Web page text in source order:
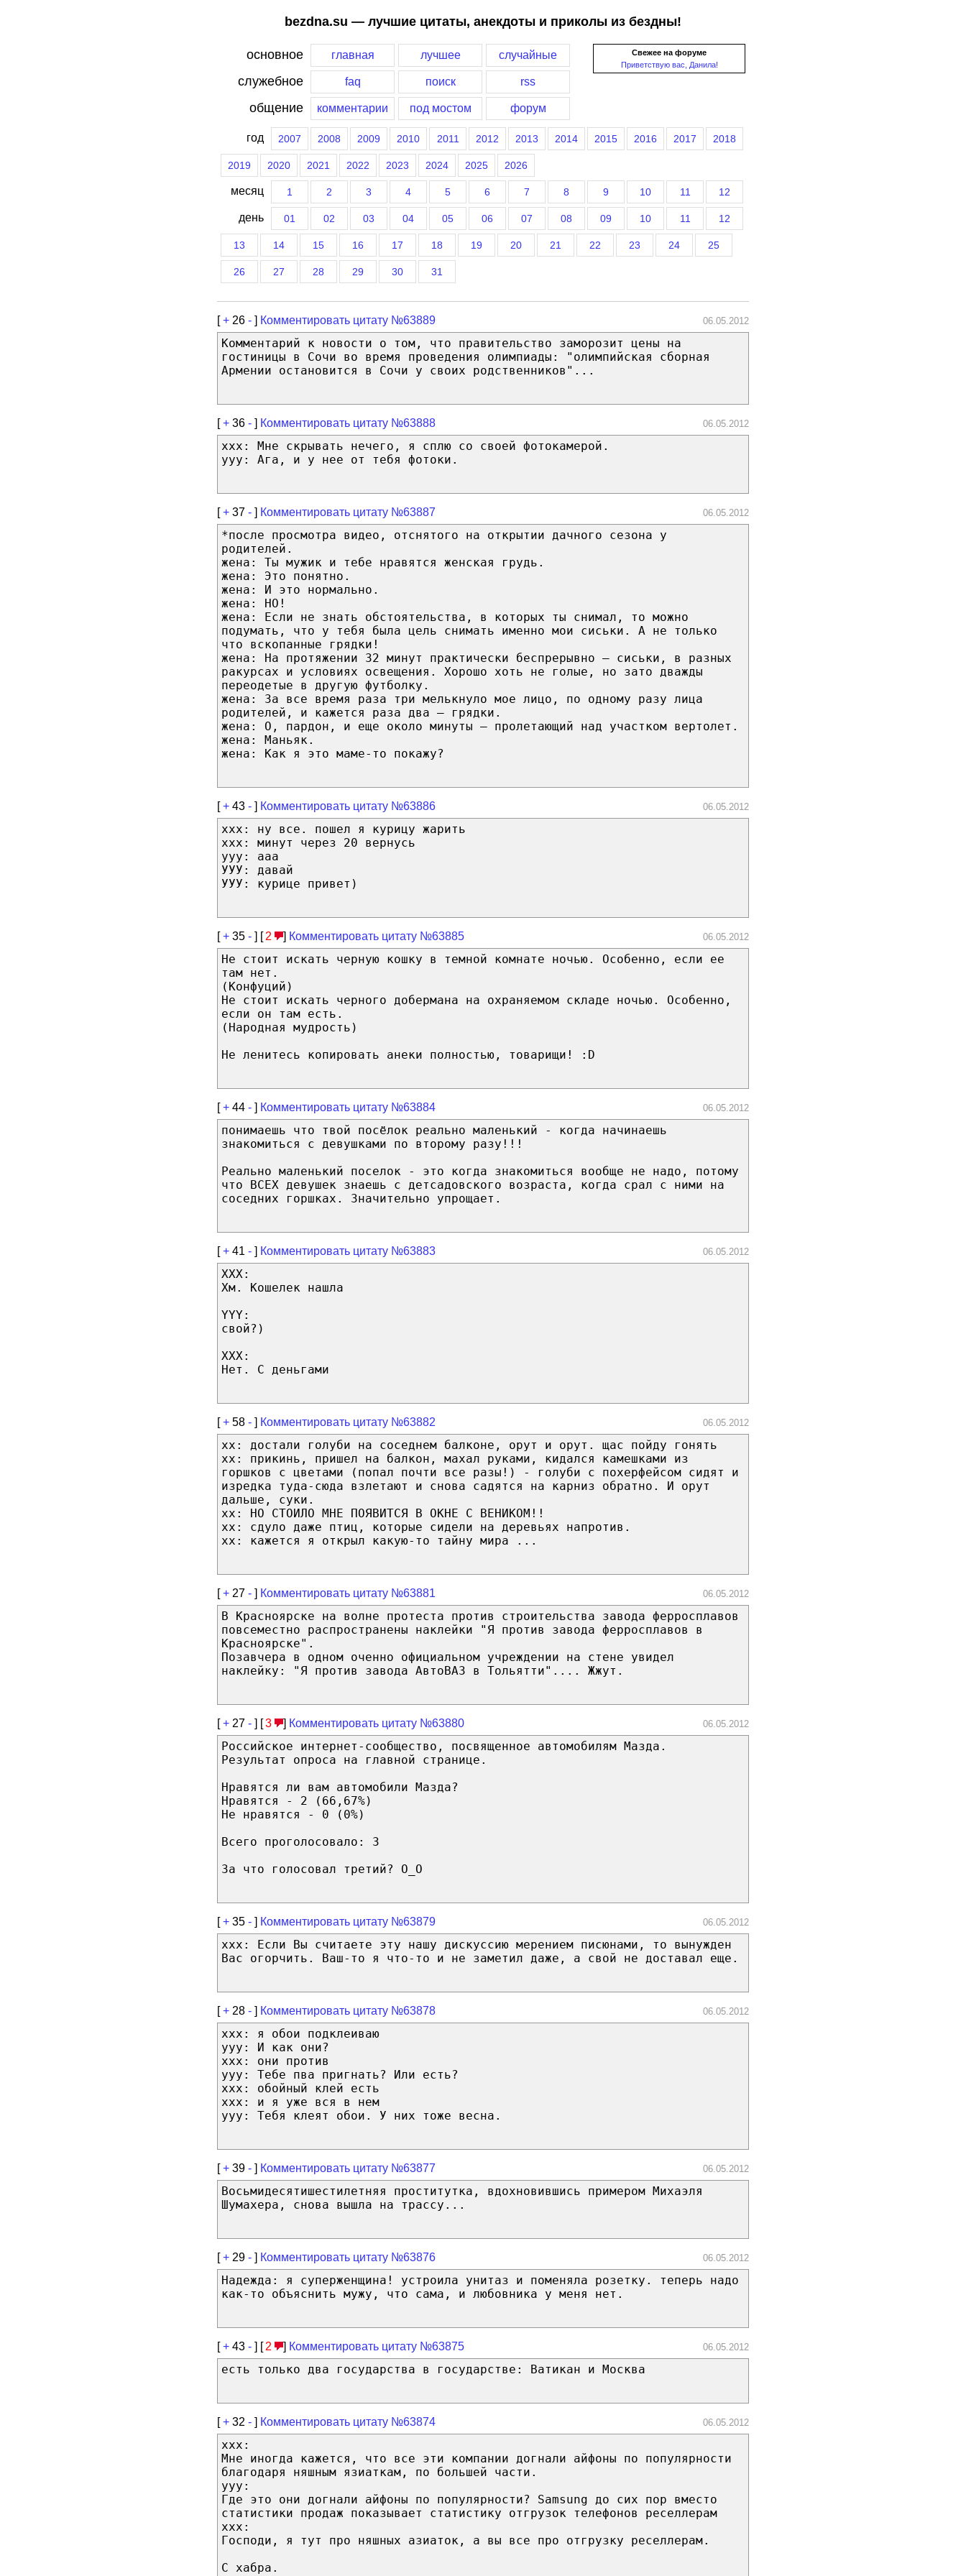
bezdna.su — лучшие цитаты, анекдоты и приколы из бездны!
Свежее на форуме
Приветствую вас, Данила!
основное главная лучшее случайные
служебное faq поиск rss
общение комментарии под мостом форум
год 2007 2008 2009 2010 2011 2012 2013 2014 2015 2016 2017 2018
2019 2020 2021 2022 2023 2024 2025 2026
месяц 1 2 3 4 5 6 7 8 9 10 11 12
день 01 02 03 04 05 06 07 08 09 10 11 12
13 14 15 16 17 18 19 20 21 22 23 24 25
26 27 28 29 30 31
[+ 26 - ] Комментировать цитату №63889 06.05.2012
Комментарий к новости о том, что правительство заморозит цены на
гостиницы в Сочи во время проведения олимпиады: "олимпийская сборная
Армении остановится в Сочи у своих родственников"...
[+ 36 - ] Комментировать цитату №63888 06.05.2012
ххх: Мне скрывать нечего, я сплю со своей фотокамерой.
ууу: Ага, и у нее от тебя фотоки.
[+ 37 - ] Комментировать цитату №63887 06.05.2012
*после просмотра видео, отснятого на открытии дачного сезона у
родителей.
жена: Ты мужик и тебе нравятся женская грудь.
жена: Это понятно.
жена: И это нормально.
жена: НО!
жена: Если не знать обстоятельства, в которых ты снимал, то можно
подумать, что у тебя была цель снимать именно мои сиськи. А не только
что вскопанные грядки!
жена: На протяжении 32 минут практически беспрерывно – сиськи, в разных
ракурсах и условиях освещения. Хорошо хоть не голые, но зато дважды
переодетые в другую футболку.
жена: За все время раза три мелькнуло мое лицо, по одному разу лица
родителей, и кажется раза два – грядки.
жена: О, пардон, и еще около минуты – пролетающий над участком вертолет.
жена: Маньяк.
жена: Как я это маме-то покажу?
[+ 43 - ] Комментировать цитату №63886 06.05.2012
ххх: ну все. пошел я курицу жарить
ххх: минут через 20 вернусь
ууу: ааа
УУУ: давай
УУУ: курице привет)
[+ 35 - ] [ 2 ] Комментировать цитату №63885 06.05.2012
Не стоит искать черную кошку в темной комнате ночью. Особенно, если ее
там нет.
(Конфуций)
Не стоит искать черного добермана на охраняемом складе ночью. Особенно,
если он там есть.
(Народная мудрость)
Не ленитесь копировать анеки полностью, товарищи! :D
[+ 44 - ] Комментировать цитату №63884 06.05.2012
понимаешь что твой посёлок реально маленький - когда начинаешь
знакомиться с девушками по второму разу!!!
Реально маленький поселок - это когда знакомиться вообще не надо, потому
что ВСЕХ девушек знаешь с детсадовского возраста, когда срал с ними на
соседних горшках. Значительно упрощает.
[+ 41 - ] Комментировать цитату №63883 06.05.2012
XXX:
Хм. Кошелек нашла
YYY:
свой?)
XXX:
Нет. С деньгами
[+ 58 - ] Комментировать цитату №63882 06.05.2012
xx: достали голуби на соседнем балконе, орут и орут. щас пойду гонять
xx: прикинь, пришел на балкон, махал руками, кидался камешками из
горшков с цветами (попал почти все разы!) - голуби с похерфейсом сидят и
изредка туда-сюда взлетают и снова садятся на карниз обратно. И орут
дальше, суки.
xx: НО СТОИЛО МНЕ ПОЯВИТСЯ В ОКНЕ С ВЕНИКОМ!!
xx: сдуло даже птиц, которые сидели на деревьях напротив.
хх: кажется я открыл какую-то тайну мира ...
[+ 27 - ] Комментировать цитату №63881 06.05.2012
В Красноярске на волне протеста против строительства завода ферросплавов
повсеместно распространены наклейки "Я против завода ферросплавов в
Красноярске".
Позавчера в одном оченно официальном учреждении на стене увидел
наклейку: "Я против завода АвтоВАЗ в Тольятти".... Жжут.
[+ 27 - ] [3 ] Комментировать цитату №63880 06.05.2012
Российское интернет-сообщество, посвященное автомобилям Мазда.
Результат опроса на главной странице.
Нравятся ли вам автомобили Мазда?
Нравятся - 2 (66,67%)
Не нравятся - 0 (0%)
Всего проголосовало: 3
За что голосовал третий? О_О
[+ 35 - ] Комментировать цитату №63879 06.05.2012
xxx: Если Вы считаете эту нашу дискуссию мерением писюнами, то вынужден
Вас огорчить. Ваш-то я что-то и не заметил даже, а свой не доставал еще.
[+ 28 - ] Комментировать цитату №63878 06.05.2012
ххх: я обои подклеиваю
yyy: И как они?
xxx: они против
yyy: Тебе пва пригнать? Или есть?
xxx: обойный клей есть
xxx: и я уже вся в нем
yyy: Тебя клеят обои. У них тоже весна.
[+ 39 - ] Комментировать цитату №63877 06.05.2012
Восьмидесятишестилетняя проститутка, вдохновившись примером Михаэля
Шумахера, снова вышла на трассу...
[+ 29 - ] Комментировать цитату №63876 06.05.2012
Надежда: я суперженщина! устроила унитаз и поменяла розетку. теперь надо
как-то объяснить мужу, что сама, и любовника у меня нет.
[+ 43 - ] [ 2 ] Комментировать цитату №63875 06.05.2012
есть только два государства в государстве: Ватикан и Москва
[+ 32 - ] Комментировать цитату №63874 06.05.2012
xxx:
Мне иногда кажется, что все эти компании догнали айфоны по популярности
благодаря няшным язиаткам, по большей части.
yyy:
Где это они догнали айфоны по популярности? Samsung до сих пор вместо
статистики продаж показывает статистику отгрузок телефонов реселлерам
xxx:
Господи, я тут про няшных азиаток, а вы все про отгрузку реселлерам.
С хабра.